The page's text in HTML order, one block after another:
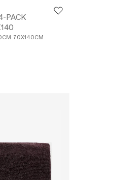
PACK
70X140CM